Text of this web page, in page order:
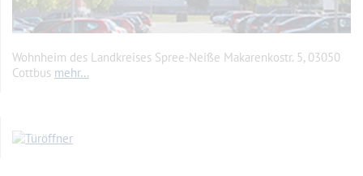
Wohnheim des Landkreises Spree-Neiße Makarenkostr. 5, 03050
Cottbus mehr…